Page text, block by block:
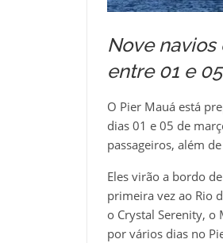
Nove
entre 01 e
O Pier Mauá está
dias 01 e 05 de
passageiros, além
Eles virão a bordo
primeira vez ao Rio
o Crystal Serenity, o
por vários dias no